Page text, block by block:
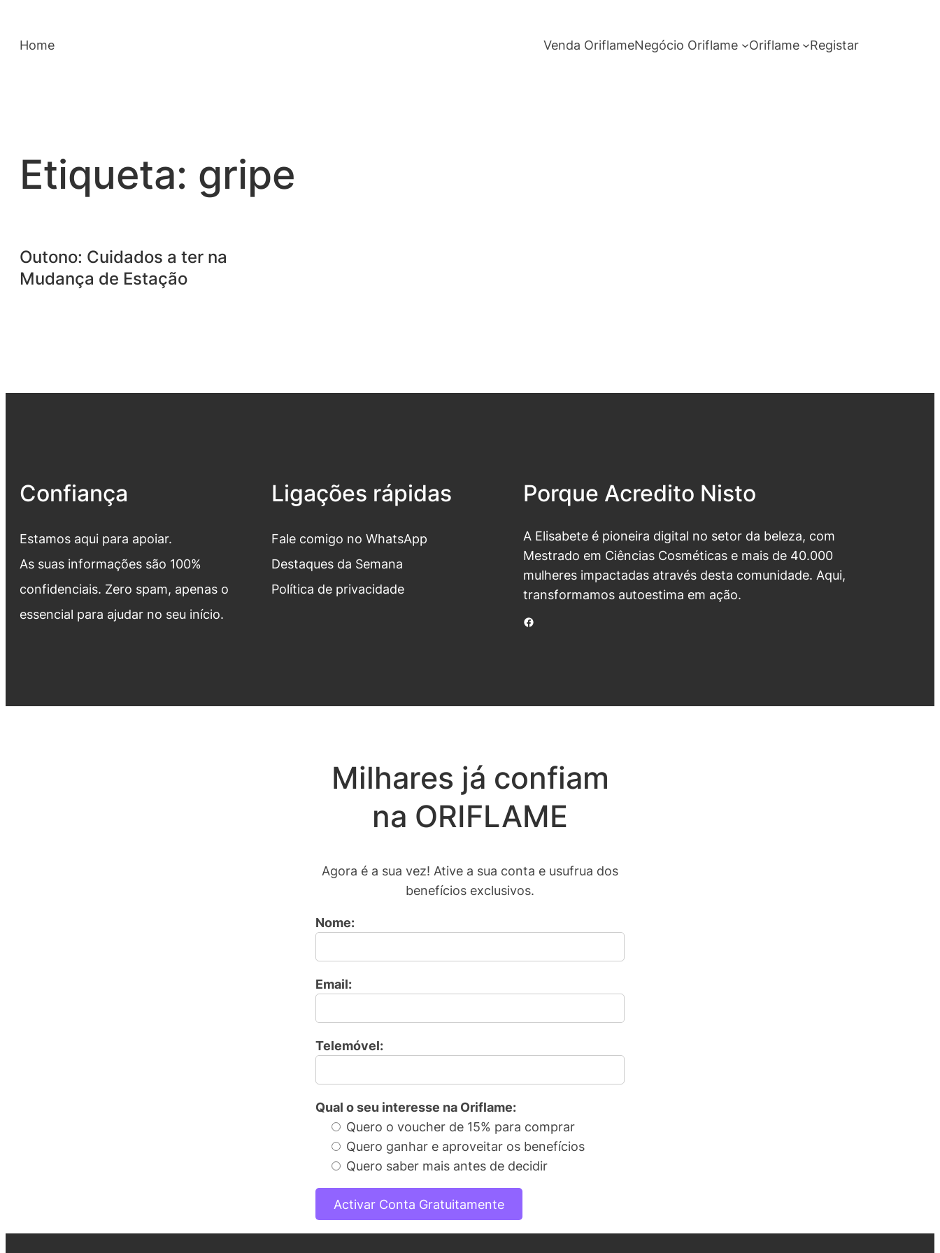
Home Venda OriflameNegócio Oriflame Oriflame Registar
Etiqueta: gripe
Outono: Cuidados a ter na
Mudança de Estação
Confiança
Estamos aqui para apoiar.
As suas informações são 100%
confidenciais. Zero spam, apenas o
essencial para ajudar no seu início.
Ligações rápidas
Fale comigo no WhatsApp
Destaques da Semana
Política de privacidade
Porque Acredito Nisto
A Elisabete é pioneira digital no setor da beleza, com
Mestrado em Ciências Cosméticas e mais de 40.000
mulheres impactadas através desta comunidade. Aqui,
transformamos autoestima em ação.
Facebook
Milhares já confiam
na ORIFLAME
Agora é a sua vez! Ative a sua conta e usufrua dos
benefícios exclusivos.
Nome:
Email:
Telemóvel:
Qual o seu interesse na Oriflame:
Quero o voucher de 15% para comprar
Quero ganhar e aproveitar os benefícios
Quero saber mais antes de decidir